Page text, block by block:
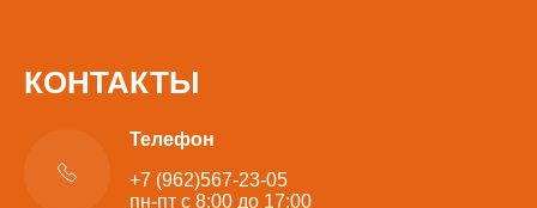
КОНТАКТЫ
Телефон
+7 (962)567-23-05
пн-пт с 8:00 до 17:00